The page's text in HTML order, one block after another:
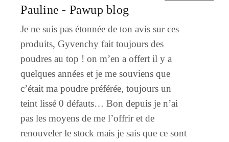
Pauline - Pawup blog
Je ne suis pas étonnée de ton avis sur ces
produits, Gyvenchy fait toujours des
poudres au top ! on m’en a offert il y a
quelques années et je me souviens que
c’était ma poudre préférée, toujours un
teint lissé 0 défauts… Bon depuis je n’ai
pas les moyens de me l’offrir et de
renouveler le stock mais je sais que ce sont